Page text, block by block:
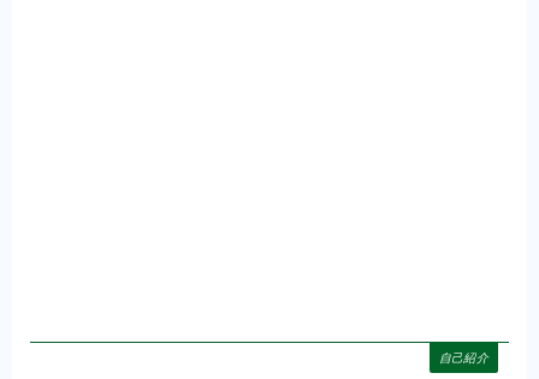
自己紹介